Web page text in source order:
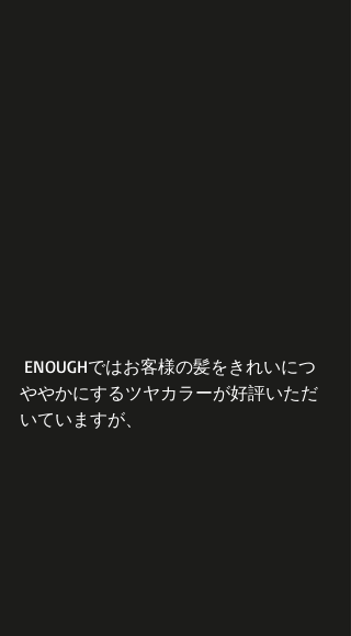
ややかにするツヤカラーが好評いただ
いていますが、